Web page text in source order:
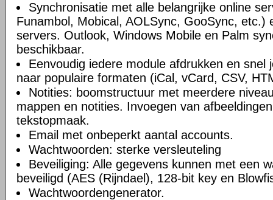
Synchronisatie met alle belangrijke online
Funambol, Mobical, AOLSync, GooSync, etc.)
servers. Outlook, Windows Mobile en Palm
beschikbaar.
Eenvoudig iedere module afdrukken en snel
naar populaire formaten (iCal, vCard, CSV,
Notities: boomstructuur met meerdere
mappen en notities. Invoegen van
tekstopmaak.
Email met onbeperkt aantal accounts.
Wachtwoorden: sterke versleuteling
Beveiliging: Alle gegevens kunnen met een
beveiligd (AES (Rijndael), 128-bit key en
Wachtwoordengenerator.